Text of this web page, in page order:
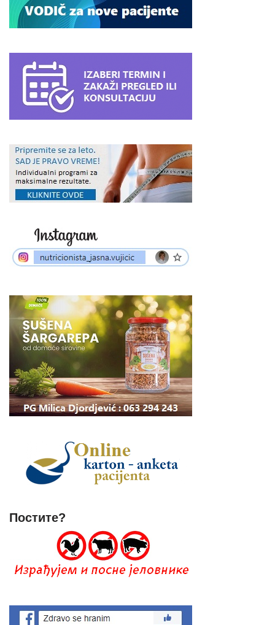
Постите?